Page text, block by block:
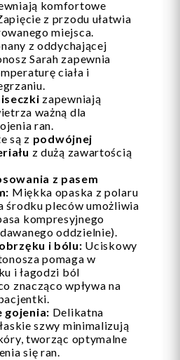
komfortowe
z przodu ułatwia
miejsca.
z oddychającej
Sarah zapewnia
ciała i
zapewniają
ważną dla
ran.
są z podwójnej
z dużą zawartością
z pasem
Miękka opaska z polaru
środku pleców umożliwia
kompresyjnego
oddzielnie).
i bólu: Uciskowy
pomaga w
i łagodzi ból
znacząco wpływa na
gojenia: Delikatna
szwy minimalizują
tworząc optymalne
się ran.